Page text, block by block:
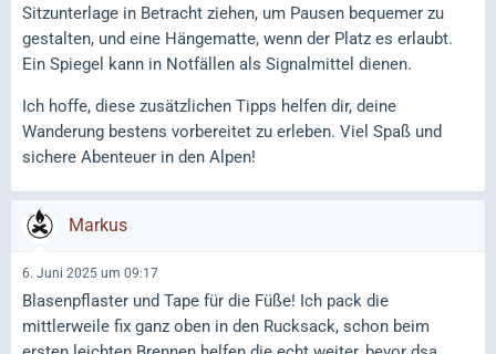
Sitzunterlage in Betracht ziehen, um Pausen bequemer zu
gestalten, und eine Hängematte, wenn der Platz es erlaubt.
Ein Spiegel kann in Notfällen als Signalmittel dienen.
Ich hoffe, diese zusätzlichen Tipps helfen dir, deine
Wanderung bestens vorbereitet zu erleben. Viel Spaß und
sichere Abenteuer in den Alpen!
Markus
6. Juni 2025 um 09:17
Blasenpflaster und Tape für die Füße! Ich pack die
mittlerweile fix ganz oben in den Rucksack, schon beim